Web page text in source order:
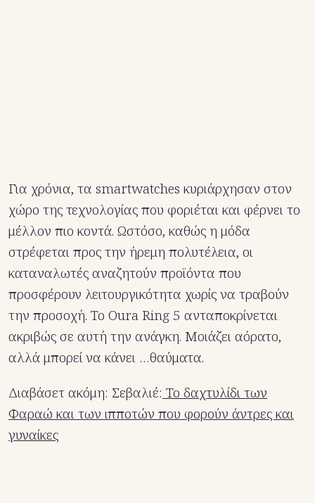
Για χρόνια, τα smartwatches κυριάρχησαν στον
χώρο της τεχνολογίας που φοριέται και φέρνει το
μέλλον πιο κοντά. Ωστόσο, καθώς η μόδα
στρέφεται προς την ήρεμη πολυτέλεια, οι
καταναλωτές αναζητούν προϊόντα που
προσφέρουν λειτουργικότητα χωρίς να τραβούν
την προσοχή. Το Oura Ring 5 ανταποκρίνεται
ακριβώς σε αυτή την ανάγκη. Μοιάζει αόρατο,
αλλά μπορεί να κάνει …θαύματα.
Διαβάσετ ακόμη: Σεβαλιέ: Το δαχτυλίδι των
Φαραώ και των ιπποτών που φορούν άντρες και
γυναίκες